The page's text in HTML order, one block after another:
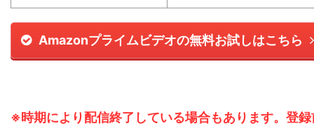
Amazonプライムビデオの無料お試しはこちら
※時期により配信終了している場合もあります。登録